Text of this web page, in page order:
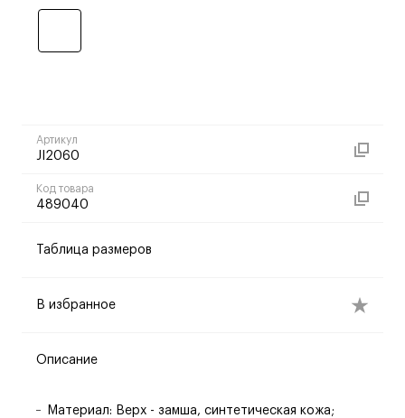
Артикул
JI2060
Код товара
489040
Таблица размеров
В избранное
Описание
Материал: Верх - замша, синтетическая кожа;